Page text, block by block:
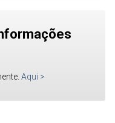
Aqui >